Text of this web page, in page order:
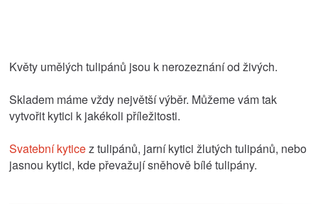
Květy umělých tulipánů jsou k nerozeznání od živých.
Skladem máme vždy největší výběr. Můžeme vám tak
vytvořit kytici k jakékoli příležitosti.
Svatební kyticez tulipánů, jarní kytici žlutých tulipánů, nebo
jasnou kytici, kde převažují sněhově bílé tulipány.